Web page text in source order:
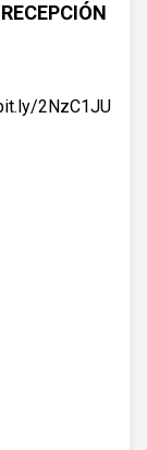
2NzC1JU​​